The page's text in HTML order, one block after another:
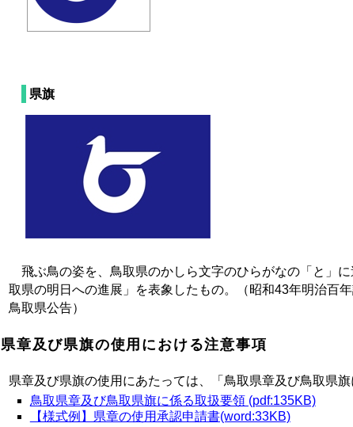
県旗
飛ぶ鳥の姿を、鳥取県のかしら文字のひらがなの「と」
取県の明日への進展」を表象したもの。（昭和43年明治百
鳥取県公告）
県章及び県旗の使用における注意事項
県章及び県旗の使用にあたっては、「鳥取県章及び鳥取県
鳥取県章及び鳥取県旗に係る取扱要領 (pdf:135KB)
【様式例】県章の使用承認申請書(word:33KB)